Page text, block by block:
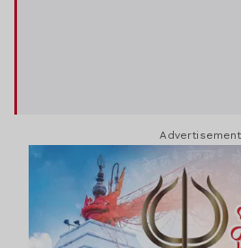
Advertisement